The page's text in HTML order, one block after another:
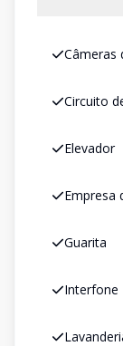
Câmeras
Circuito
Elevador
Empresa
Guarita
Interfone